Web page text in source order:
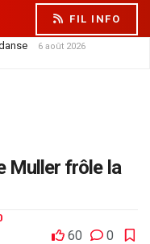
FIL INFO
6 août 2026
libère la défense
Muller frôle la
60 0